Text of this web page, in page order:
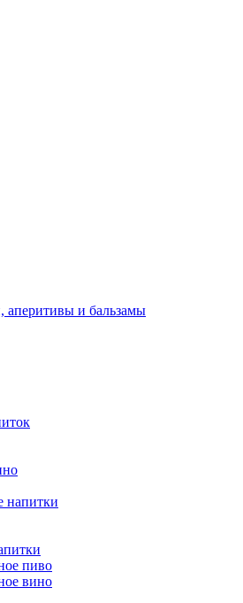
аперитивы и бальзамы
напитки
пиво
вино